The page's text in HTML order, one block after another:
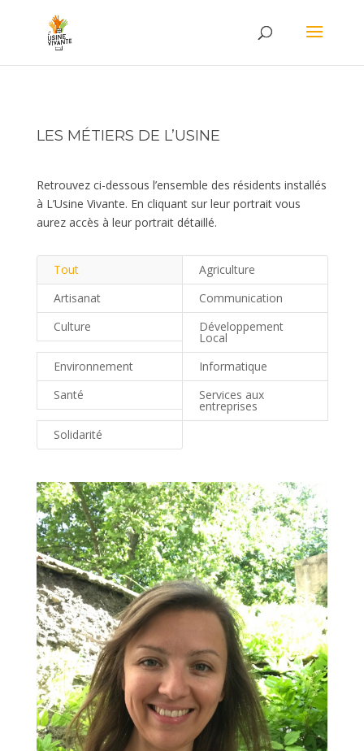
LES MÉTIERS DE L’USINE
Retrouvez ci-dessous l’ensemble des résidents installés
à L’Usine Vivante. En cliquant sur leur portrait vous
aurez accès à leur portrait détaillé.
Tout
Agriculture
Artisanat
Communication
Culture
Développement
Local
Environnement
Informatique
Santé
Services aux
entreprises
Solidarité